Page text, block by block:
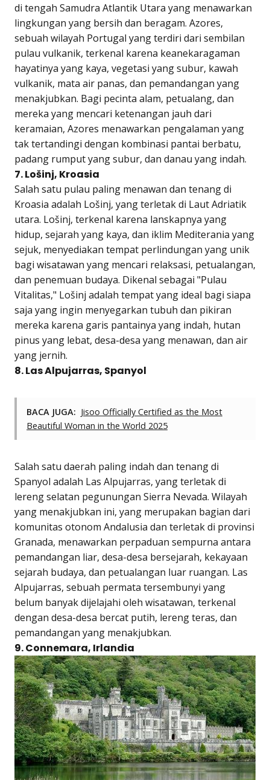
di tengah Samudra Atlantik Utara yang menawarkan
lingkungan yang bersih dan beragam. Azores,
sebuah wilayah Portugal yang terdiri dari sembilan
pulau vulkanik, terkenal karena keanekaragaman
hayatinya yang kaya, vegetasi yang subur, kawah
vulkanik, mata air panas, dan pemandangan yang
menakjubkan. Bagi pecinta alam, petualang, dan
mereka yang mencari ketenangan jauh dari
keramaian, Azores menawarkan pengalaman yang
tak tertandingi dengan kombinasi pantai berbatu,
padang rumput yang subur, dan danau yang indah.
7. Lošinj, Kroasia
Salah satu pulau paling menawan dan tenang di
Kroasia adalah Lošinj, yang terletak di Laut Adriatik
utara. Lošinj, terkenal karena lanskapnya yang
hidup, sejarah yang kaya, dan iklim Mediterania yang
sejuk, menyediakan tempat perlindungan yang unik
bagi wisatawan yang mencari relaksasi, petualangan,
dan penemuan budaya. Dikenal sebagai "Pulau
Vitalitas," Lošinj adalah tempat yang ideal bagi siapa
saja yang ingin menyegarkan tubuh dan pikiran
mereka karena garis pantainya yang indah, hutan
pinus yang lebat, desa-desa yang menawan, dan air
yang jernih.
8. Las Alpujarras, Spanyol
BACA JUGA: Jisoo Officially Certified as the Most
Beautiful Woman in the World 2025
Salah satu daerah paling indah dan tenang di
Spanyol adalah Las Alpujarras, yang terletak di
lereng selatan pegunungan Sierra Nevada. Wilayah
yang menakjubkan ini, yang merupakan bagian dari
komunitas otonom Andalusia dan terletak di provinsi
Granada, menawarkan perpaduan sempurna antara
pemandangan liar, desa-desa bersejarah, kekayaan
sejarah budaya, dan petualangan luar ruangan. Las
Alpujarras, sebuah permata tersembunyi yang
belum banyak dijelajahi oleh wisatawan, terkenal
dengan desa-desa bercat putih, lereng teras, dan
pemandangan yang menakjubkan.
9. Connemara, Irlandia